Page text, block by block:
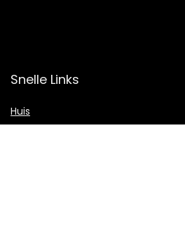
Snelle Links
Huis